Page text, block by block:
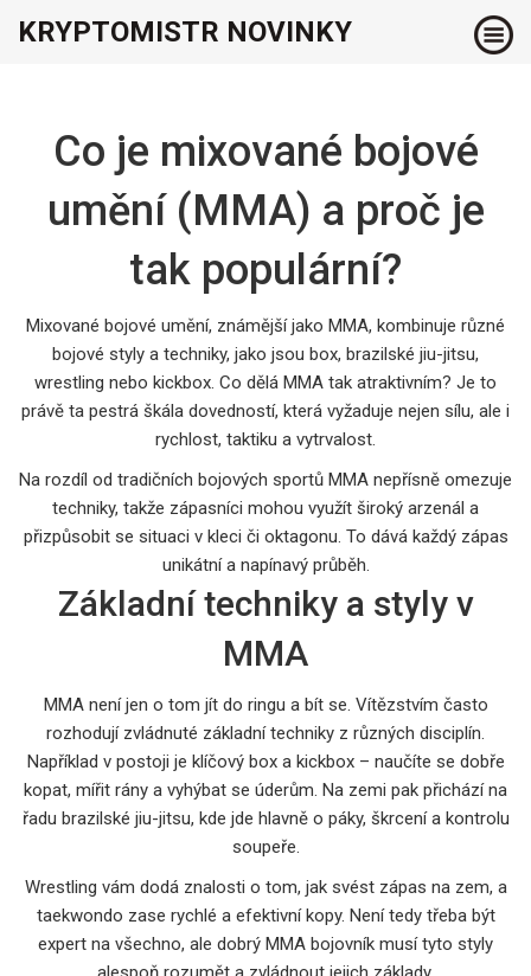
KRYPTOMISTR NOVINKY
Co je mixované bojové
umění (MMA) a proč je
tak populární?
Mixované bojové umění, známější jako MMA, kombinuje různé
bojové styly a techniky, jako jsou box, brazilské jiu-jitsu,
wrestling nebo kickbox. Co dělá MMA tak atraktivním? Je to
právě ta pestrá škála dovedností, která vyžaduje nejen sílu, ale i
rychlost, taktiku a vytrvalost.
Na rozdíl od tradičních bojových sportů MMA nepřísně omezuje
techniky, takže zápasníci mohou využít široký arzenál a
přizpůsobit se situaci v kleci či oktagonu. To dává každý zápas
unikátní a napínavý průběh.
Základní techniky a styly v
MMA
MMA není jen o tom jít do ringu a bít se. Vítězstvím často
rozhodují zvládnuté základní techniky z různých disciplín.
Například v postoji je klíčový box a kickbox – naučíte se dobře
kopat, mířit rány a vyhýbat se úderům. Na zemi pak přichází na
řadu brazilské jiu-jitsu, kde jde hlavně o páky, škrcení a kontrolu
soupeře.
Wrestling vám dodá znalosti o tom, jak svést zápas na zem, a
taekwondo zase rychlé a efektivní kopy. Není tedy třeba být
expert na všechno, ale dobrý MMA bojovník musí tyto styly